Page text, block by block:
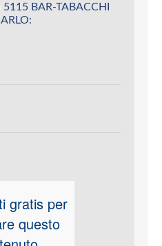
BAR-TABACCHI
gratis per
questo